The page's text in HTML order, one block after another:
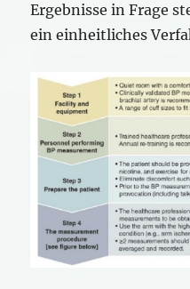
Ergebnisse in Frage
ein einheitliches